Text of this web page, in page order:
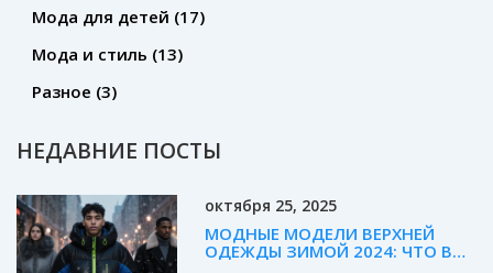
Мода для детей (17)
Мода и стиль (13)
Разное (3)
НЕДАВНИЕ ПОСТЫ
октября 25, 2025
МОДНЫЕ МОДЕЛИ ВЕРХНЕЙ
ОДЕЖДЫ ЗИМОЙ 2024: ЧТО В